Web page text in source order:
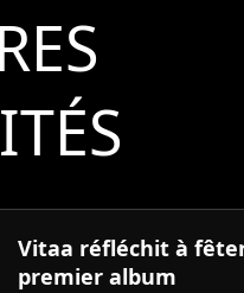
Vitaa réfléchit à
premier album